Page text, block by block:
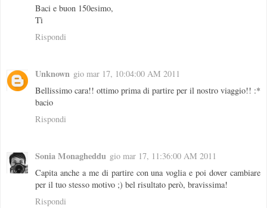
Baci e buon 150esimo,
Tì
Rispondi
Unknown gio mar 17, 10:04:00 AM 2011
Bellissimo cara!! ottimo prima di partire per il nostro viaggio!! :*
bacio
Rispondi
Sonia Monagheddu gio mar 17, 11:36:00 AM 2011
Capita anche a me di partire con una voglia e poi dover cambiare
per il tuo stesso motivo ;) bel risultato però, bravissima!
Rispondi